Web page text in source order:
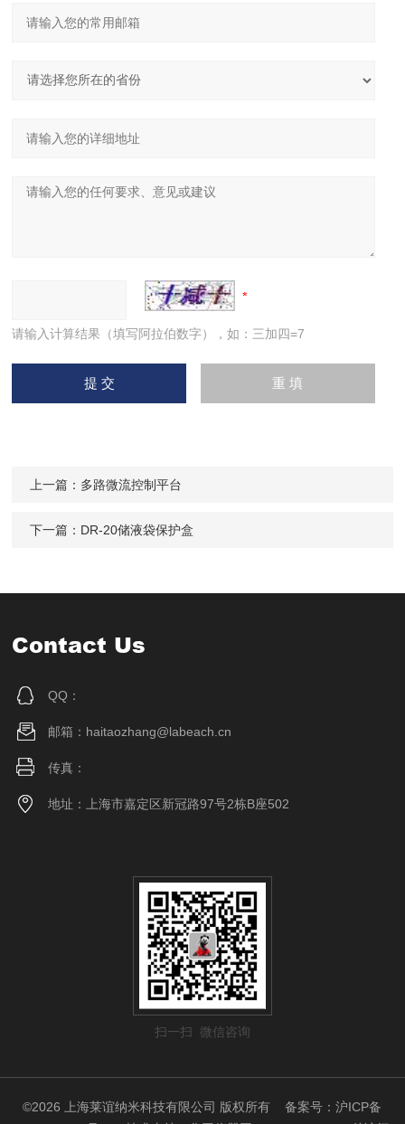
请输入计算结果（填写阿拉伯数字），如：三加四=7
上一篇： 多路微流控制平台
下一篇： DR-20储液袋保护盒
Contact Us
QQ：
邮箱：haitaozhang@labeach.cn
传真：
地址：上海市嘉定区新冠路97号2栋B座502
扫一扫 微信咨询
©2026 上海莱谊纳米科技有限公司 版权所有备案号：沪ICP备